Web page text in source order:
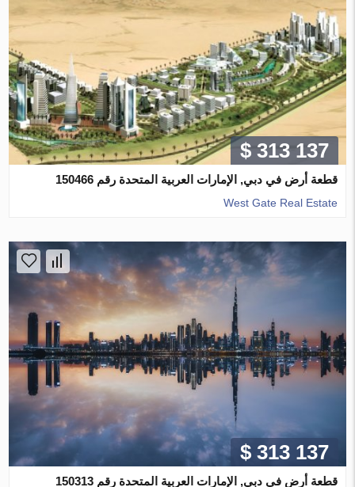
$ 313 137
قطعة أرض في دبي, الإمارات العربية المتحدة رقم 150466
West Gate Real Estate
$ 313 137
قطعة أرض في دبي, الإمارات العربية المتحدة رقم 150313